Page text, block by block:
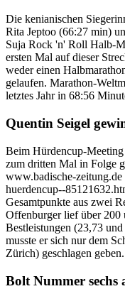
Die kenianischen
Rita Jeptoo (66:27 min)
Suja Rock 'n' Roll Halb-
ersten Mal auf dieser
weder einen
gelaufen. Marathon-
letztes Jahr in 68:56
Quentin Seigel
Beim Hürdencup-
zum dritten Mal in Folge
www.badische-
huerdencup--
Gesamtpunkte aus zwei
Offenburger lief über 200
Bestleistungen (23,73
musste er sich nur dem
Zürich) geschlagen geben.
Bolt Nummer